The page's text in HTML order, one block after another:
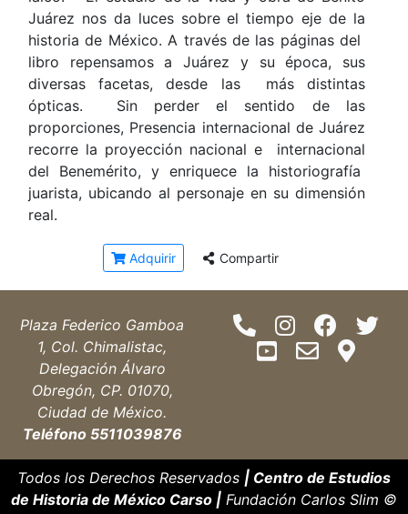
Juárez nos da luces sobre el tiempo eje de la
historia de México. A través de las páginas del
libro repensamos a Juárez y su época, sus
diversas facetas, desde las más distintas
ópticas. Sin perder el sentido de las
proporciones, Presencia internacional de Juárez
recorre la proyección nacional e internacional
del Benemérito, y enriquece la historiografía
juarista, ubicando al personaje en su dimensión
real.
Adquirir Compartir
Plaza Federico Gamboa
1, Col. Chimalistac,
Delegación Álvaro
Obregón, CP. 01070,
Ciudad de México.
Teléfono 5511039876
Todos los Derechos Reservados | Centro de Estudios
de Historia de México Carso | Fundación Carlos Slim ©